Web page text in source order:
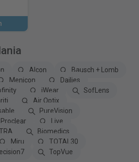
Alcon
Bausch + Lomb
Menicon
Dailies
iWear
SofLens
Air Optix
PureVision
Proclear
Live
Biomedics
Miru
TOTAL30
TopVue